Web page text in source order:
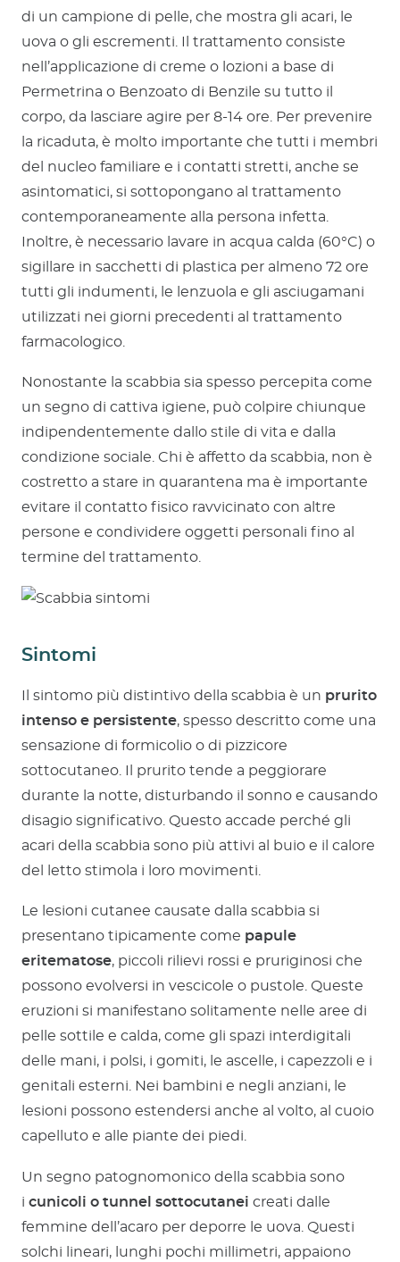
di un campione di pelle, che mostra gli acari, le
uova o gli escrementi. Il trattamento consiste
nell’applicazione di creme o lozioni a base di
Permetrina o Benzoato di Benzile su tutto il
corpo, da lasciare agire per 8-14 ore. Per prevenire
la ricaduta, è molto importante che tutti i membri
del nucleo familiare e i contatti stretti, anche se
asintomatici, si sottopongano al trattamento
contemporaneamente alla persona infetta.
Inoltre, è necessario lavare in acqua calda (60°C) o
sigillare in sacchetti di plastica per almeno 72 ore
tutti gli indumenti, le lenzuola e gli asciugamani
utilizzati nei giorni precedenti al trattamento
farmacologico.
Nonostante la scabbia sia spesso percepita come
un segno di cattiva igiene, può colpire chiunque
indipendentemente dallo stile di vita e dalla
condizione sociale. Chi è affetto da scabbia, non è
costretto a stare in quarantena ma è importante
evitare il contatto fisico ravvicinato con altre
persone e condividere oggetti personali fino al
termine del trattamento.
Sintomi
Il sintomo più distintivo della scabbia è un prurito
intenso e persistente, spesso descritto come una
sensazione di formicolio o di pizzicore
sottocutaneo. Il prurito tende a peggiorare
durante la notte, disturbando il sonno e causando
disagio significativo. Questo accade perché gli
acari della scabbia sono più attivi al buio e il calore
del letto stimola i loro movimenti.
Le lesioni cutanee causate dalla scabbia si
presentano tipicamente come papule
eritematose, piccoli rilievi rossi e pruriginosi che
possono evolversi in vescicole o pustole. Queste
eruzioni si manifestano solitamente nelle aree di
pelle sottile e calda, come gli spazi interdigitali
delle mani, i polsi, i gomiti, le ascelle, i capezzoli e i
genitali esterni. Nei bambini e negli anziani, le
lesioni possono estendersi anche al volto, al cuoio
capelluto e alle piante dei piedi.
Un segno patognomonico della scabbia sono
i cunicoli o tunnel sottocutanei creati dalle
femmine dell’acaro per deporre le uova. Questi
solchi lineari, lunghi pochi millimetri, appaiono